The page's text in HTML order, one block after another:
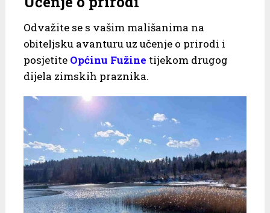
Odvažite se s vašim mališanima na
obiteljsku avanturu uz učenje o prirodi i
posjetite Općinu Fužine tijekom drugog
dijela zimskih praznika.